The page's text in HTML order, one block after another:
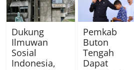
Dukung
Ilmuwan
Sosial
Indonesia,
Pemkab
Buton
Tengah
Dapat